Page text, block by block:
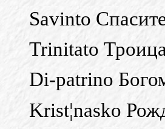
Savinto
Trinitato Троица
Di-patrino
Krist¦nasko